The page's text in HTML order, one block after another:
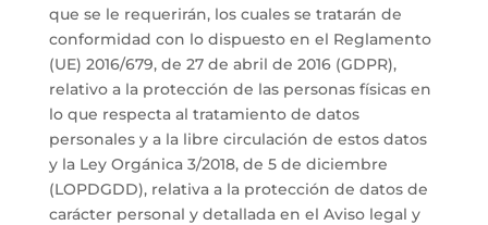
que se le requerirán, los cuales se tratarán de
conformidad con lo dispuesto en el Reglamento
(UE) 2016/679, de 27 de abril de 2016 (GDPR),
relativo a la protección de las personas físicas en
lo que respecta al tratamiento de datos
personales y a la libre circulación de estos datos
y la Ley Orgánica 3/2018, de 5 de diciembre
(LOPDGDD), relativa a la protección de datos de
carácter personal y detallada en el Aviso legal y